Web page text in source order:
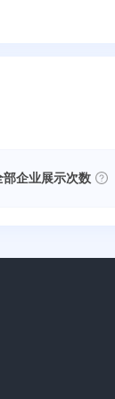
企业展示次数